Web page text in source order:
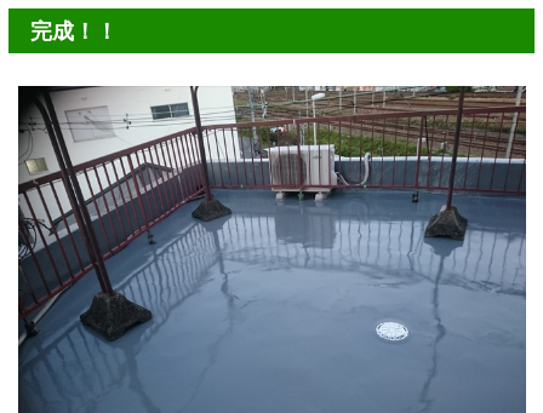
完成！！